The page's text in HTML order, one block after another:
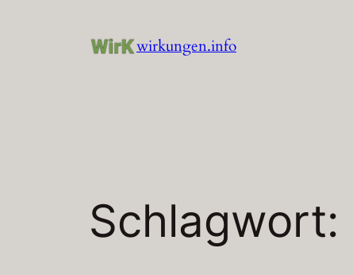
wirkungen.info
Schlagwort: